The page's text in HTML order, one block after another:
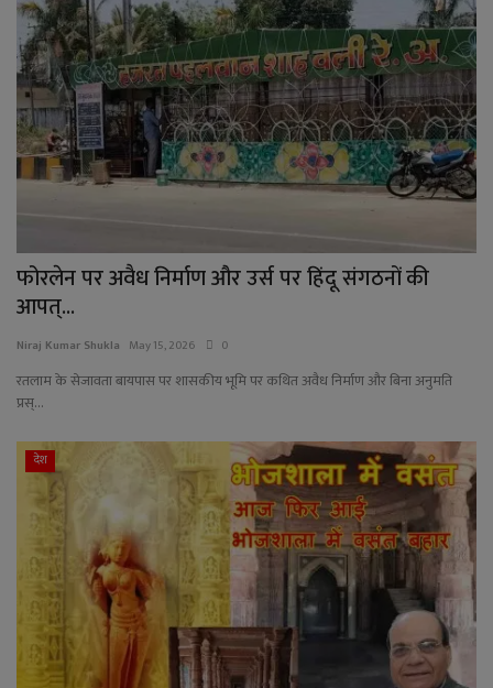
फोरलेन पर अवैध निर्माण और उर्स पर हिंदू संगठनों की
आपत्...
Niraj Kumar Shukla May 15, 2026 0
रतलाम के सेजावता बायपास पर शासकीय भूमि पर कथित अवैध निर्माण और बिना अनुमति
प्रस्...
देश